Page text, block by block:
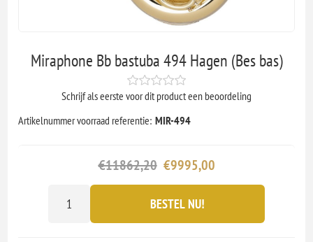
Miraphone Bb bastuba 494 Hagen (Bes bas)
Schrijf als eerste voor dit product een beoordeling
Artikelnummer voorraad referentie: MIR-494
€11862,20 €9995,00
BESTEL NU!